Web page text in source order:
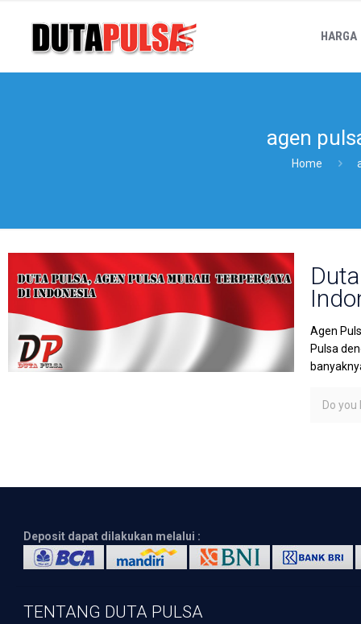
HARGA
agen
Home
Agen
Pulsa
Do you
Deposit dapat dilakukan melalui :
TENTANG DUTA PULSA